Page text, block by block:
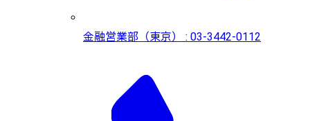
金融営業部（東京） : 03-3442-0112